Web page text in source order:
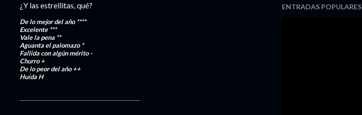
ENTRADAS POPULARES
¿Y las estrellitas, qué?
De lo mejor del año ****
Excelente***
Vale la pena **
Aguanta el palomazo *
Fallida con algún mérito-
Churro+
De lo peor del año++
HuídaH